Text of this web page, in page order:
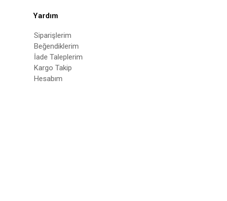
Yardım
Siparişlerim
Beğendiklerim
İade Taleplerim
Kargo Takip
Hesabım